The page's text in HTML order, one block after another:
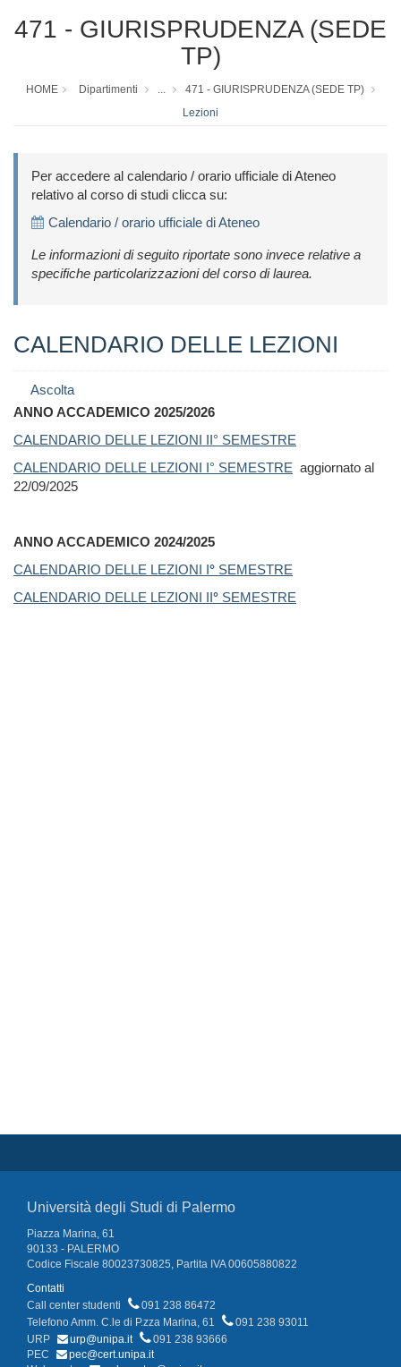
471 - GIURISPRUDENZA (SEDE
TP)
HOME Dipartimenti ...
471 - GIURISPRUDENZA (SEDE TP)
Lezioni
Per accedere al calendario / orario ufficiale di Ateneo
relativo al corso di studi clicca su:
Calendario / orario ufficiale di Ateneo
Le informazioni di seguito riportate sono invece relative a
specifiche particolarizzazioni del corso di laurea.
CALENDARIO DELLE LEZIONI
Ascolta
ANNO ACCADEMICO 2025/2026
CALENDARIO DELLE LEZIONI II° SEMESTRE
CALENDARIO DELLE LEZIONI I° SEMESTRE aggiornato al
22/09/2025
ANNO ACCADEMICO 2024/2025
CALENDARIO DELLE LEZIONI I° SEMESTRE
CALENDARIO DELLE LEZIONI II° SEMESTRE
Università degli Studi di Palermo
Piazza Marina, 61
90133 - PALERMO
Codice Fiscale 80023730825, Partita IVA 00605880822
Contatti
Call center studenti
091 238 86472
Telefono Amm. C.le di P.zza Marina, 61
091 238 93011
URP
urp@unipa.it
091 238 93666
PEC
pec@cert.unipa.it